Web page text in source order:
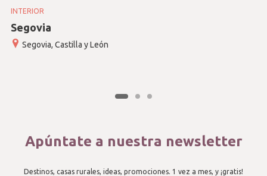
INTERIOR
Segovia
Segovia, Castilla y León
Apúntate a nuestra newsletter
Destinos, casas rurales, ideas, promociones. 1 vez a mes, y ¡gratis!